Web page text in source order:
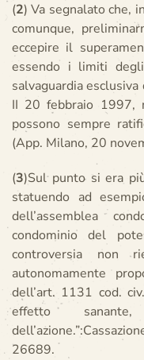
(2) Va segnalato che,
comunque,
eccepire il
essendo i limiti
salvaguardia
II 20 febbraio 1997,
possono sempre
(App. Milano, 20
(3)Sul punto si era
statuendo ad
dell’assemblea
condominio del
controversia non
autonomamente
dell’art. 1131 cod.
effetto
26689.